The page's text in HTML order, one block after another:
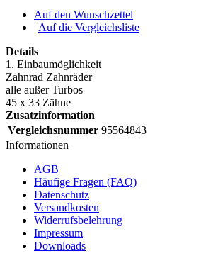
Auf den Wunschzettel
| Auf die Vergleichsliste
Details
1. Einbaumöglichkeit
Zahnrad Zahnräder
alle außer Turbos
45 x 33 Zähne
Zusatzinformation
Vergleichsnummer 95564843
Informationen
AGB
Häufige Fragen (FAQ)
Datenschutz
Versandkosten
Widerrufsbelehrung
Impressum
Downloads